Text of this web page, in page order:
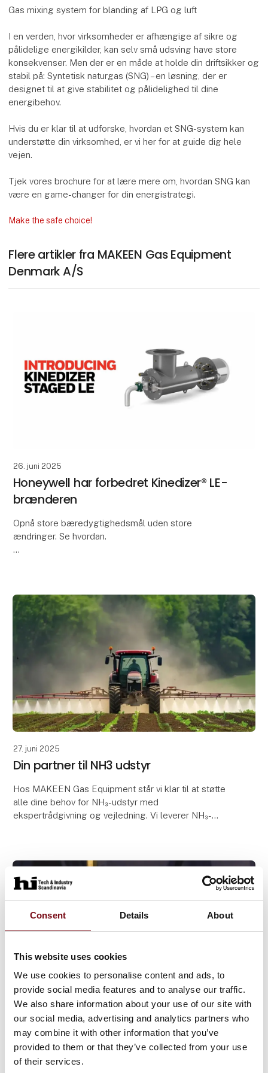
Consent Details About
This website uses cookies
We use cookies to personalise content and ads, to
provide social media features and to analyse our traffic.
We also share information about your use of our site with
our social media, advertising and analytics partners who
may combine it with other information that you’ve
provided to them or that they’ve collected from your use
of their services.
Gas mixing system for blanding af LPG og luft
I en verden, hvor virksomheder er afhængige af sikre og
pålidelige energikilder, kan selv små udsving have store
konsekvenser. Men der er en måde at holde din driftsikker og
stabil på: Syntetisk naturgas (SNG) – en løsning, der er
designet til at give stabilitet og pålidelighed til dine
energibehov.
Hvis du er klar til at udforske, hvordan et SNG-system kan
understøtte din virksomhed, er vi her for at guide dig hele
vejen.
Tjek vores brochure for at lære mere om, hvordan SNG kan
være en game-changer for din energistrategi.
Make the safe choice!
Flere artikler fra MAKEEN Gas Equipment
Denmark A/S
26. juni 2025
Honeywell har forbedret Kinedizer® LE-
brænderen
Opnå store bæredygtighedsmål uden store
ændringer. Se hvordan.
Termiske anlæg bliver i stigen
27. juni 2025
Din partner til NH3 udstyr
Hos MAKEEN Gas Equipment står vi klar til at støtte
alle dine behov for NH₃-udstyr med
ekspertrådgivning og vejledning. Vi leverer NH₃-
27. juni 2025
Fordampere? det er da kun til kolde
klimaer?